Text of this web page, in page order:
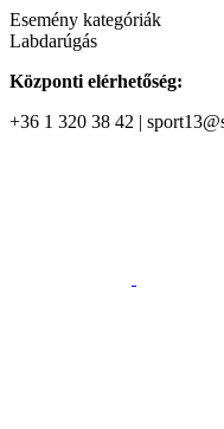
Esemény kategóriák
Labdarúgás
Központi elérhetőség:
+36 1 320 38 42 |